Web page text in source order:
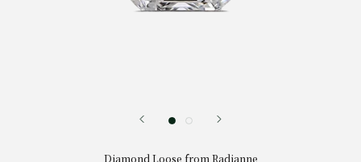
Diamond Loose from Radianne